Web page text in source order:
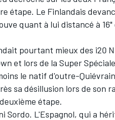
étape. Le Finlandais
quant à lui distancé à 16"
pourtant mieux des i20
et lors de la Super
le natif d'outre-
sa désillusion lors de son
étape.
Sordo. L'Espagnol, qui a